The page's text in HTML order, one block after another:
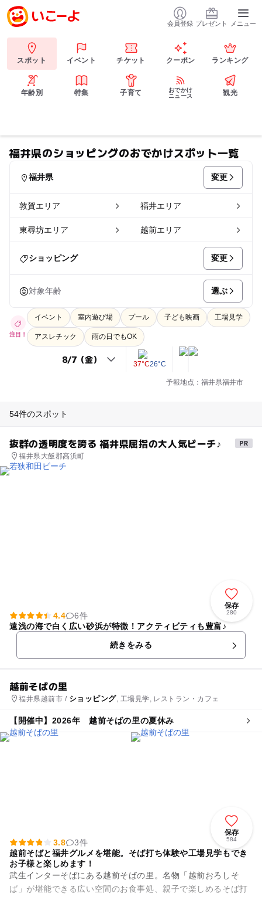
会員登録 プレゼント メニュー
スポット イベント チケット クーポン ランキング
年齢別 特集 子育て
おでかけ
ニュース
観光
福井県のショッピングのおでかけスポット一覧
福井県 変更
敦賀エリア 福井エリア
東尋坊エリア 越前エリア
ショッピング 変更
対象年齢 選ぶ
注目！
イベント 室内遊び場 プール 子ども映画 工場見学
アスレチック 雨の日でもOK
37°C26°C
予報地点：福井県福井市
54件のスポット
抜群の透明度を誇る 福井県屈指の大人気ビーチ♪
福井県大飯郡高浜町
保存
280
4.4
6件
遠浅の海で白く広い砂浜が特徴！アクティビティも豊富♪
続きをみる
越前そばの里
福井県越前市 / ショッピング, 工場見学, レストラン・カフェ
【開催中】2026年 越前そばの里の夏休み
保存
584
3.8
3件
越前そばと福井グルメを堪能。そば打ち体験や工場見学もでき
お子様と楽しめます！
武生インターそばにある越前そばの里。名物「越前おろしそ
ば」が堪能できる広い空間のお食事処、親子で楽しめるそば打